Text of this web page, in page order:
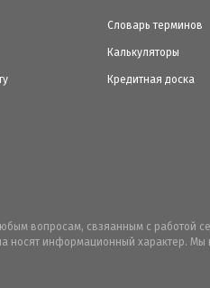
Словарь терминов
Калькуляторы
Кредитная доска
вопросам, свзяанным с работой
носят информационный характер. Мы